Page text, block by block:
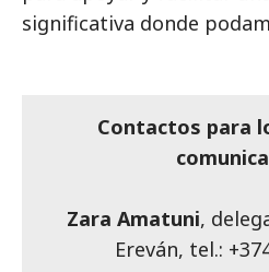
significativa donde
Contactos para
Zara Amatuni,
Ereván, tel.: